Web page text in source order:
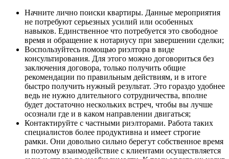
Начните лично поиски квартиры. Данные мероприятия
не потребуют серьезных усилий или особенных
навыков. Единственное что потребуется это свободное
время и обращение к нотариусу при завершении сделки;
Воспользуйтесь помощью риэлтора в виде
консультирования. Для этого можно договориться без
заключения договора, только получить общие
рекомендации по правильным действиям, и в итоге
быстро получить нужный результат. Это гораздо удобнее
ведь не нужно длительного сотрудничества, вполне
будет достаточно нескольких встреч, чтобы вы лучше
осознали где и в каком направлении двигаться;
Контактируйте с частными риэлторами. Работа таких
специалистов более продуктивна и имеет строгие
рамки. Они довольно сильно берегут собственное время
и поэтому взаимодействие с клиентами осуществляется